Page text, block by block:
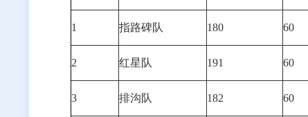
1 指路碑队 180 60
2 红星队 191 60
3 排沟队 182 60